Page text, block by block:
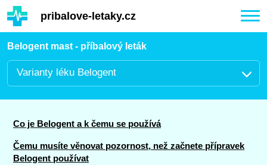
Hauptinhalt
pribalove-letaky.cz
Belogent mast - příbalový leták
Varianty léku Belogent
Co je Belogent a k čemu se používá
Čemu musíte věnovat pozornost, než začnete přípravek
Belogent používat